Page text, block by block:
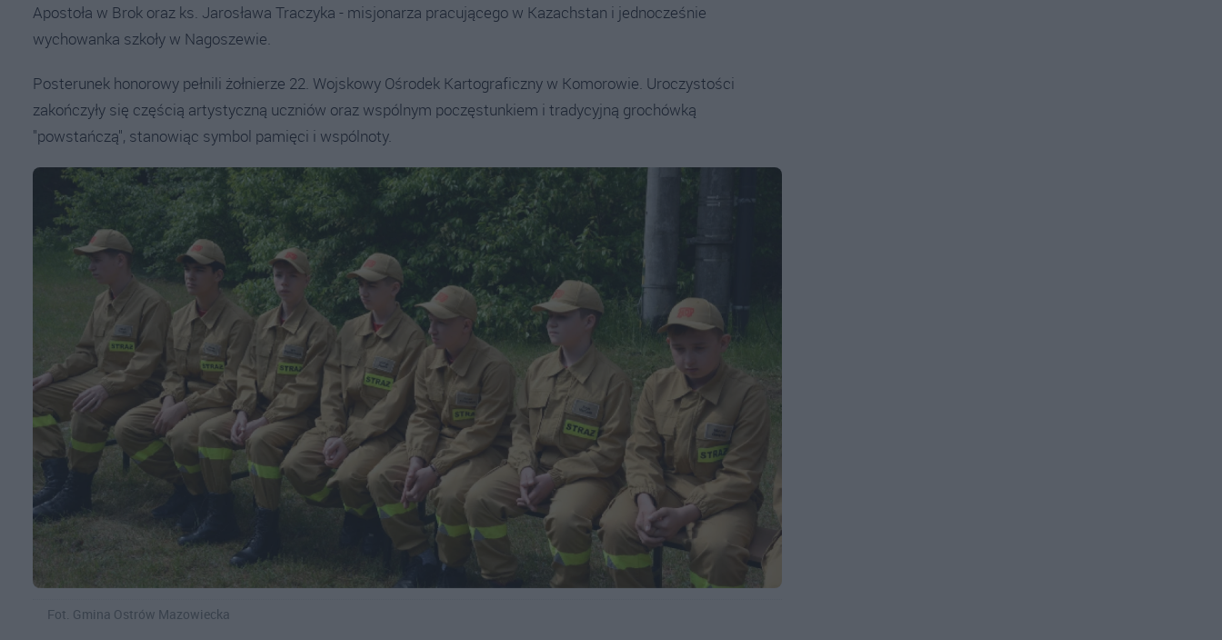
Apostoła w Brok oraz ks. Jarosława Traczyka - misjonarza pracującego w Kazachstan i jednocześnie
wychowanka szkoły w Nagoszewie.
Posterunek honorowy pełnili żołnierze 22. Wojskowy Ośrodek Kartograficzny w Komorowie. Uroczystości
zakończyły się częścią artystyczną uczniów oraz wspólnym poczęstunkiem i tradycyjną grochówką
"powstańczą", stanowiąc symbol pamięci i wspólnoty.
Fot. Gmina Ostrów Mazowiecka